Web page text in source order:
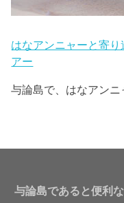
はなアンニャーと寄
アー
与論島で、はなアン
与論島であると便利